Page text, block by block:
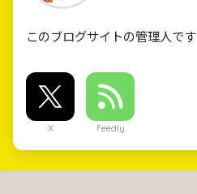
このブログサイトの管理人です
X Feedly